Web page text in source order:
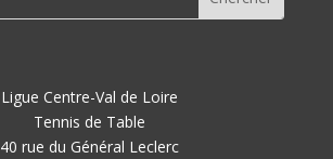
Ligue Centre-Val de Loire
Tennis de Table
40 rue du Général Leclerc